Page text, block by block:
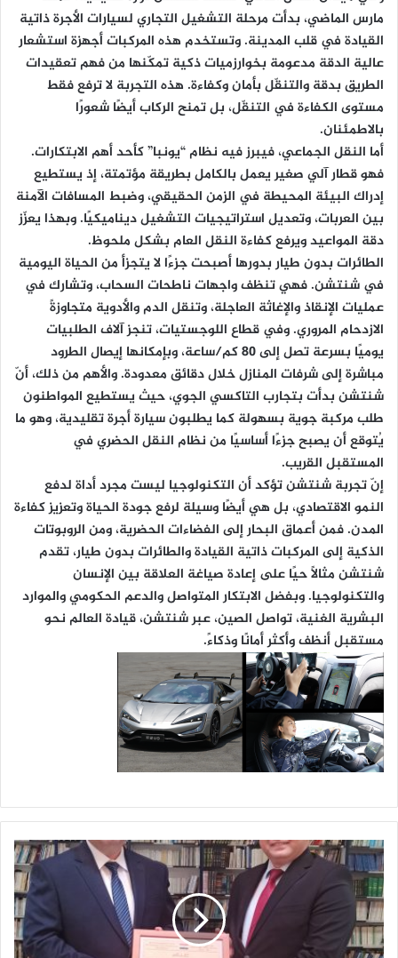
مارس الماضي، بدأت مرحلة التشغيل التجاري لسيارات الأجرة ذاتية
القيادة في قلب المدينة. وتستخدم هذه المركبات أجهزة استشعار
عالية الدقة مدعومة بخوارزميات ذكية تمكّنها من فهم تعقيدات
الطريق بدقة والتنقّل بأمان وكفاءة. هذه التجربة لا ترفع فقط
مستوى الكفاءة في التنقّل، بل تمنح الركاب أيضًا شعورًا
بالاطمئنان.
أما النقل الجماعي، فيبرز فيه نظام “يونبا” كأحد أهم الابتكارات.
فهو قطار آلي صغير يعمل بالكامل بطريقة مؤتمتة، إذ يستطيع
إدراك البيئة المحيطة في الزمن الحقيقي، وضبط المسافات الآمنة
بين العربات، وتعديل استراتيجيات التشغيل ديناميكيًا. وبهذا يعزّز
دقة المواعيد ويرفع كفاءة النقل العام بشكل ملحوظ.
الطائرات بدون طيار بدورها أصبحت جزءًا لا يتجزأ من الحياة اليومية
في شنتشن. فهي تنظف واجهات ناطحات السحاب، وتشارك في
عمليات الإنقاذ والإغاثة العاجلة، وتنقل الدم والأدوية متجاوزةً
الازدحام المروري. وفي قطاع اللوجستيات، تنجز آلاف الطلبيات
يوميًا بسرعة تصل إلى 80 كم/ساعة، وبإمكانها إيصال الطرود
مباشرة إلى شرفات المنازل خلال دقائق معدودة. والأهم من ذلك، أنّ
شنتشن بدأت بتجارب التاكسي الجوي، حيث يستطيع المواطنون
طلب مركبة جوية بسهولة كما يطلبون سيارة أجرة تقليدية، وهو ما
يُتوقع أن يصبح جزءًا أساسيًا من نظام النقل الحضري في
المستقبل القريب.
إنّ تجربة شنتشن تؤكد أن التكنولوجيا ليست مجرد أداة لدفع
النمو الاقتصادي، بل هي أيضًا وسيلة لرفع جودة الحياة وتعزيز كفاءة
المدن. فمن أعماق البحار إلى الفضاءات الحضرية، ومن الروبوتات
الذكية إلى المركبات ذاتية القيادة والطائرات بدون طيار، تقدم
شنتشن مثالًا حيًا على إعادة صياغة العلاقة بين الإنسان
والتكنولوجيا. وبفضل الابتكار المتواصل والدعم الحكومي والموارد
البشرية الغنية، تواصل الصين، عبر شنتشن، قيادة العالم نحو
مستقبل أنظف وأكثر أمانًا وذكاءً.
ر
ئ
ي
س
ا
ل